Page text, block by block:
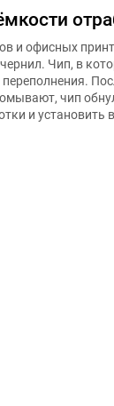
и офисных
Чип, в
чип
и установить